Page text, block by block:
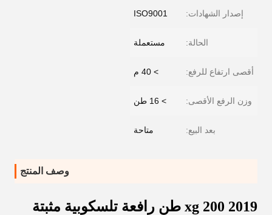
إصدار الشهادات: ISO9001
الحالة: مستعملة
أقصى ارتفاع للرفع: > 40 م
وزن الرفع الأقصى: > 16 طن
بعد البيع: متاحة
وصف المنتج
2019 xg 200 طن رافعة تلسكوبية مثبتة